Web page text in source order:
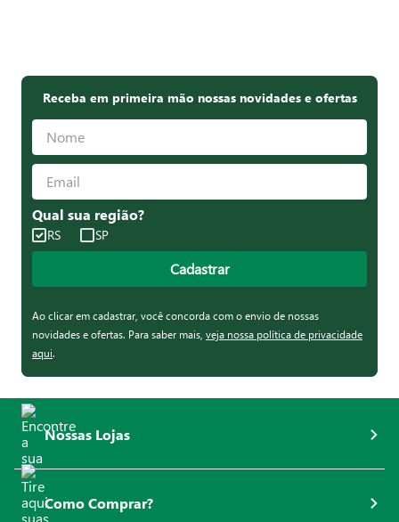
Receba em primeira mão nossas novidades e ofertas
Qual sua região?
RS SP
Cadastrar
Ao clicar em cadastrar, você concorda com o envio de nossas
novidades e ofertas. Para saber mais, veja nossa política de privacidade
aqui.
Nossas Lojas
Como Comprar?